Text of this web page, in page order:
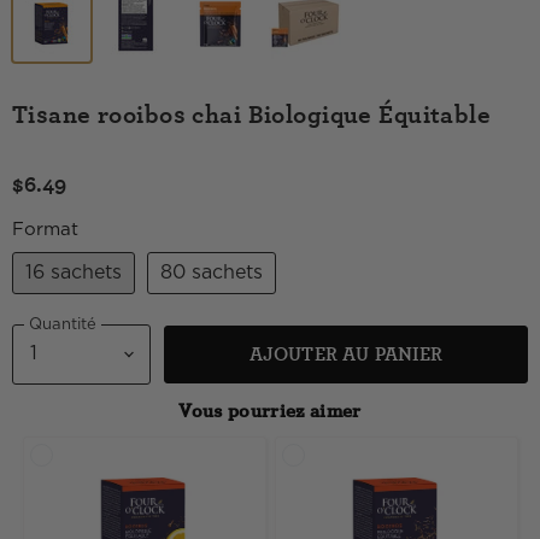
Tisane rooibos chai Biologique Équitable
$6.49
Format
16 sachets 80 sachets
Quantité
AJOUTER AU PANIER
Vous pourriez aimer